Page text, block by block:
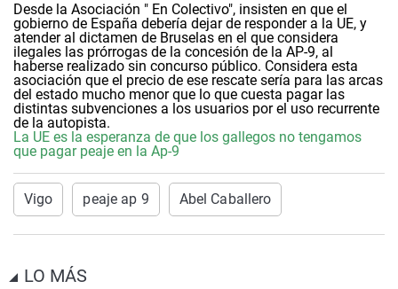
Desde la Asociación " En Colectivo", insisten en que el
gobierno de España debería dejar de responder a la UE, y
atender al dictamen de Bruselas en el que considera
ilegales las prórrogas de la concesión de la AP-9, al
haberse realizado sin concurso público. Considera esta
asociación que el precio de ese rescate sería para las arcas
del estado mucho menor que lo que cuesta pagar las
distintas subvenciones a los usuarios por el uso recurrente
de la autopista.
La UE es la esperanza de que los gallegos no tengamos
que pagar peaje en la Ap-9
Vigo peaje ap 9 Abel Caballero
LO MÁS